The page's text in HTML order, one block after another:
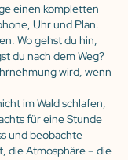
einen kompletten
Uhr und Plan.
Wo gehst du hin,
du nach dem Weg?
wird, wenn
im Wald schlafen,
für eine Stunde
und beobachte
die Atmosphäre – die